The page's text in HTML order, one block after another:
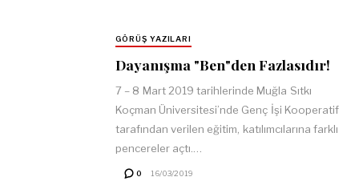
GÖRÜŞ YAZILARI
Dayanışma "Ben"den Fazlasıdır!
7 – 8 Mart 2019 tarihlerinde Muğla Sıtkı
Koçman Üniversitesi’nde Genç İşi Kooperatif
tarafından verilen eğitim, katılımcılarına farklı
pencereler açtı.…
0 16/03/2019